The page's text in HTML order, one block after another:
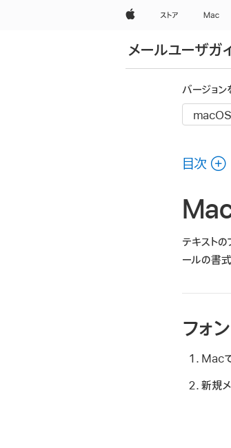
Appleストア Mac
メールユーザガ
バージョン
目次
テキスト
ールの書
フォ
Mac
新規メ